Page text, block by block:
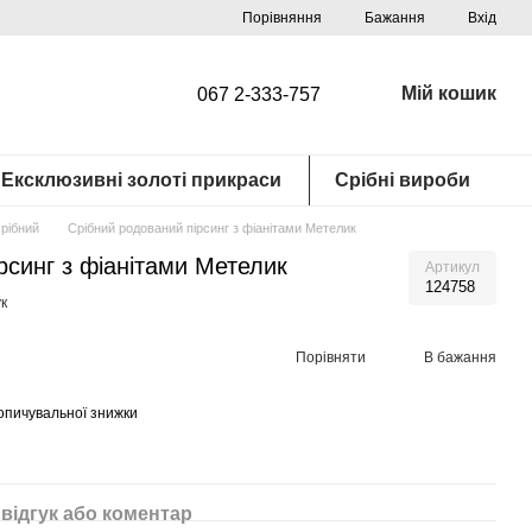
Порівняння Бажання Вхід
067 2-333-757 Мій кошик
Ексклюзивні золоті прикраси Срібні вироби
Срібний родований пірсинг з фіанітами Метелик
з фіанітами Метелик Артикул
124758
Порівняти В бажання
знижки
або коментар